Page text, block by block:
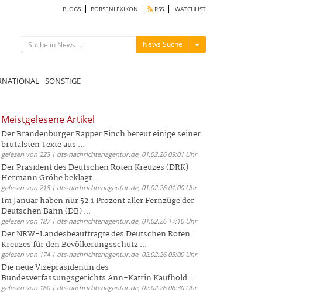
BLOGS BÖRSENLEXIKON RSS WATCHLIST
News Suche Menü ein-/ausblenden
SONSTIGE
Meistgelesene Artikel
Der Brandenburger Rapper Finch bereut einige seiner
brutalsten Texte aus ...
gelesen von 223 | dts-nachrichtenagentur.de, 01.02.26 09:01 Uhr
Der Präsident des Deutschen Roten Kreuzes (DRK)
Hermann Gröhe beklagt ...
gelesen von 218 | dts-nachrichtenagentur.de, 01.02.26 01:00 Uhr
Im Januar haben nur 52 1 Prozent aller Fernzüge der
Deutschen Bahn (DB) ...
gelesen von 187 | dts-nachrichtenagentur.de, 01.02.26 17:10 Uhr
Der NRW-Landesbeauftragte des Deutschen Roten
Kreuzes für den Bevölkerungsschutz ...
gelesen von 174 | dts-nachrichtenagentur.de, 02.02.26 05:00 Uhr
Die neue Vizepräsidentin des
Bundesverfassungsgerichts Ann-Katrin Kaufhold ...
gelesen von 160 | dts-nachrichtenagentur.de, 02.02.26 06:30 Uhr